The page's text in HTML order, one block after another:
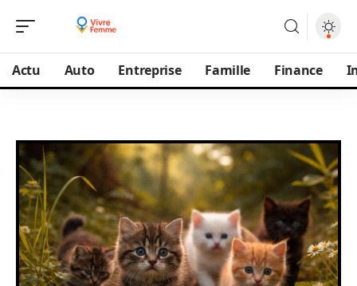
Actu Auto Entreprise Famille Finance